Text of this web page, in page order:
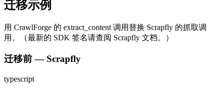
迁移示例
用 CrawlForge 的 extract_content 调用替换 Scrapfly 的抓取调
用。（最新的 SDK 签名请查阅 Scrapfly 文档。）
迁移前 — Scrapfly
typescript